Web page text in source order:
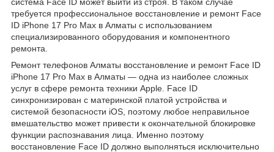
требуется профессиональное восстановление и ремонт Face
ID iPhone 17 Pro Max в Алматы с использованием
специализированного оборудования и компонентного
ремонта.
Ремонт телефонов Алматы восстановление и ремонт Face ID
iPhone 17 Pro Max в Алматы — одна из наиболее сложных
услуг в сфере ремонта техники Apple. Face ID
синхронизирован с материнской платой устройства и
системой безопасности iOS, поэтому любое неправильное
вмешательство может привести к окончательной блокировке
функции распознавания лица. Именно поэтому
восстановление Face ID должно выполняться исключительно